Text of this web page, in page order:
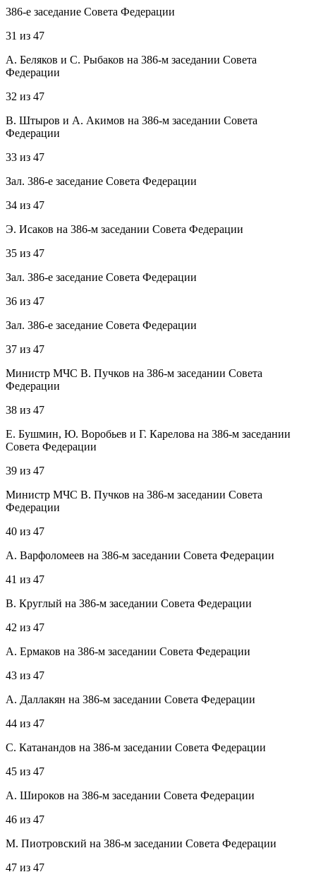
386-е заседание Совета Федерации
31 из 47
А. Беляков и С. Рыбаков на 386-м заседании Совета
Федерации
32 из 47
В. Штыров и А. Акимов на 386-м заседании Совета
Федерации
33 из 47
Зал. 386-е заседание Совета Федерации
34 из 47
Э. Исаков на 386-м заседании Совета Федерации
35 из 47
Зал. 386-е заседание Совета Федерации
36 из 47
Зал. 386-е заседание Совета Федерации
37 из 47
Министр МЧС В. Пучков на 386-м заседании Совета
Федерации
38 из 47
Е. Бушмин, Ю. Воробьев и Г. Карелова на 386-м заседании
Совета Федерации
39 из 47
Министр МЧС В. Пучков на 386-м заседании Совета
Федерации
40 из 47
А. Варфоломеев на 386-м заседании Совета Федерации
41 из 47
В. Круглый на 386-м заседании Совета Федерации
42 из 47
А. Ермаков на 386-м заседании Совета Федерации
43 из 47
А. Даллакян на 386-м заседании Совета Федерации
44 из 47
С. Катанандов на 386-м заседании Совета Федерации
45 из 47
А. Широков на 386-м заседании Совета Федерации
46 из 47
М. Пиотровский на 386-м заседании Совета Федерации
47 из 47